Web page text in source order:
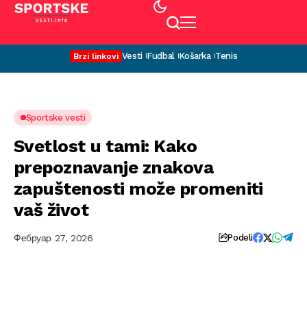
Brzi linkovi Vesti Fudbal Košarka Tenis
Sportske vesti
Svetlost u tami: Kako
prepoznavanje znakova
zapuštenosti može promeniti
vaš život
Фебруар 27, 2026 Podeli